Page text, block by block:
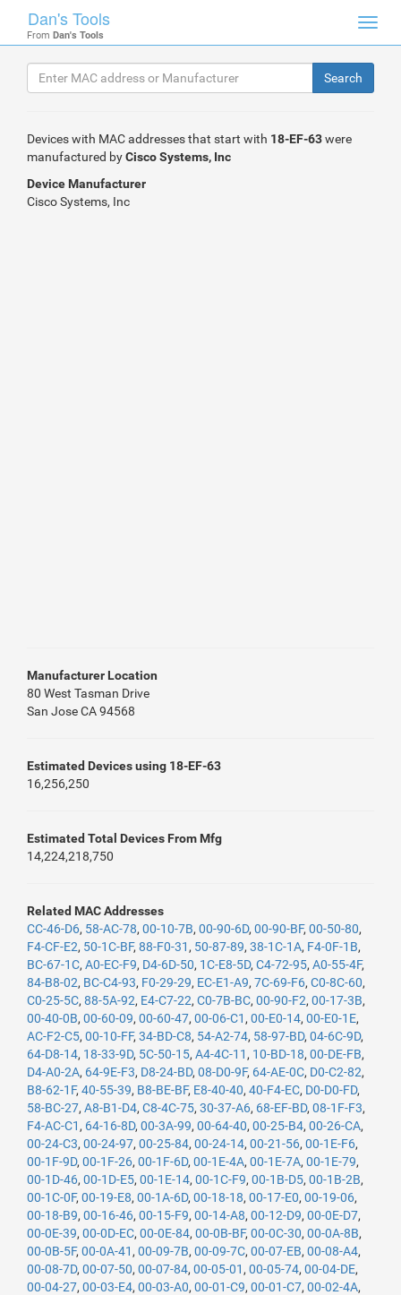
Dan's Tools
From Dan's Tools
Devices with MAC addresses that start with 18-EF-63were
manufactured byCisco Systems, Inc
Device Manufacturer
Cisco Systems, Inc
Manufacturer Location
80 West Tasman Drive
San Jose CA 94568
Estimated Devices using 18-EF-63
16,256,250
Estimated Total Devices From Mfg
14,224,218,750
Related MAC Addresses
CC-46-D6, 58-AC-78, 00-10-7B, 00-90-6D, 00-90-BF, 00-50-80,
F4-CF-E2, 50-1C-BF, 88-F0-31 , 50-87-89, 38-1C-1A, F4-0F-1B,
BC-67-1C, A0-EC-F9, D4-6D-50, 1C-E8-5D, C4-72-95, A0-55-4F,
84-B8-02, BC-C4-93, F0-29-29, EC-E1-A9, 7C-69-F6, C0-8C-60,
C0-25-5C, 88-5A-92, E4-C7-22, C0-7B-BC, 00-90-F2, 00-17-3B,
00-40-0B, 00-60-09, 00-60-47, 00-06-C1 , 00-E0-14, 00-E0-1E,
AC-F2-C5, 00-10-FF, 34-BD-C8, 54-A2-74, 58-97-BD, 04-6C-9D,
64-D8-14, 18-33-9D, 5C-50-15, A4-4C-11 , 10-BD-18, 00-DE-FB,
D4-A0-2A, 64-9E-F3, D8-24-BD, 08-D0-9F, 64-AE-0C, D0-C2-82,
B8-62-1F, 40-55-39, B8-BE-BF, E8-40-40, 40-F4-EC, D0-D0-FD,
58-BC-27, A8-B1-D4, C8-4C-75, 30-37-A6, 68-EF-BD, 08-1F-F3,
F4-AC-C1 , 64-16-8D, 00-3A-99, 00-64-40, 00-25-B4, 00-26-CA,
00-24-C3, 00-24-97, 00-25-84, 00-24-14, 00-21-56, 00-1E-F6,
00-1F-9D, 00-1F-26, 00-1F-6D, 00-1E-4A, 00-1E-7A, 00-1E-79,
00-1D-46, 00-1D-E5, 00-1E-14, 00-1C-F9, 00-1B-D5, 00-1B-2B,
00-1C-0F, 00-19-E8, 00-1A-6D, 00-18-18, 00-17-E0, 00-19-06,
00-18-B9, 00-16-46, 00-15-F9, 00-14-A8, 00-12-D9, 00-0E-D7,
00-0E-39, 00-0D-EC, 00-0E-84, 00-0B-BF, 00-0C-30, 00-0A-8B,
00-0B-5F, 00-0A-41 , 00-09-7B, 00-09-7C, 00-07-EB, 00-08-A4,
00-08-7D, 00-07-50, 00-07-84, 00-05-01 , 00-05-74, 00-04-DE,
00-04-27, 00-03-E4, 00-03-A0, 00-01-C9, 00-01-C7, 00-02-4A,